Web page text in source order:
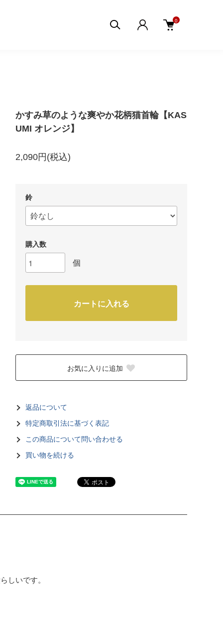
0
かすみ草のような爽やか花柄猫首輪【KAS
UMI オレンジ】
2,090円(税込)
鈴
購入数
個
カートに入れる
お気に入りに追加
返品について
特定商取引法に基づく表記
この商品について問い合わせる
買い物を続ける
しいです。